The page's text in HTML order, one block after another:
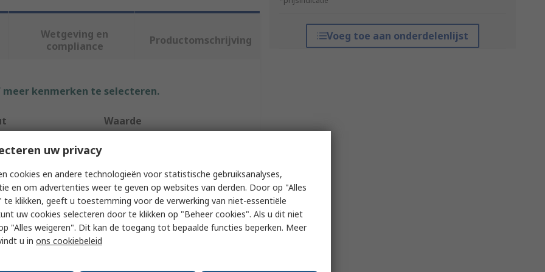
Voeg toe aan onderdelenlijst
Wetgeving en
compliance
Productomschrijving
kenmerken te selecteren.
Waarde
Coupler
Polyvinyl Chloride
Type Coupler
uw privacy
cookies en andere technologieën voor statistische gebruiksanalyses,
en om advertenties weer te geven op websites van derden. Door op "Alles
te klikken, geeft u toestemming voor de verwerking van niet-essentiële
uw cookies selecteren door te klikken op "Beheer cookies". Als u dit niet
"Alles weigeren". Dit kan de toegang tot bepaalde functies beperken. Meer
u in ons cookiebeleid